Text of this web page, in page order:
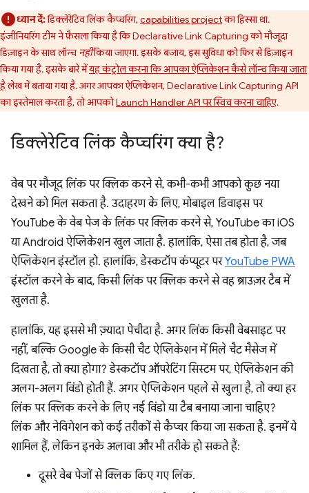
ध्यान दें:डिक्लेरेटिव लिंक कैप्चरिंग, capabilities projectका हिस्सा था.
इंजीनियरिंग टीम ने फ़ैसला किया है कि Declarative Link Capturing को मौजूदा
डिज़ाइन के साथ लॉन्चनहींकिया जाएगा. इसके बजाय, इस सुविधा को फिर से डिज़ाइन
किया गया है. इसके बारे मेंयह कंट्रोल करना कि आपका ऐप्लिकेशन कैसे लॉन्च किया जाता
हैलेख में बताया गया है. अगर आपका ऐप्लिकेशन, Declarative Link Capturing API
का इस्तेमाल करता है, तो आपकोLaunch Handler API पर स्विच करना चाहिए.
डिक्लेरेटिव लिंक कैप्चरिंग क्या है?
वेब पर मौजूद लिंक पर क्लिक करने से, कभी-कभी आपको कुछ नया
देखने को मिल सकता है. उदाहरण के लिए, मोबाइल डिवाइस पर
YouTube के वेब पेज के लिंक पर क्लिक करने से, YouTube का iOS
या Android ऐप्लिकेशन खुल जाता है. हालांकि, ऐसा तब होता है, जब
ऐप्लिकेशन इंस्टॉल हो. हालांकि, डेस्कटॉप कंप्यूटर परYouTube PWA
इंस्टॉल करने के बाद, किसी लिंक पर क्लिक करने से वह ब्राउज़र टैब में
खुलता है.
हालांकि, यह इससे भी ज़्यादा पेचीदा है. अगर लिंक किसी वेबसाइट पर
नहीं, बल्कि Google के किसी चैट ऐप्लिकेशन में मिले चैट मैसेज में
दिखता है, तो क्या होगा? डेस्कटॉप ऑपरेटिंग सिस्टम पर, ऐप्लिकेशन की
अलग-अलग विंडो होती हैं. अगर ऐप्लिकेशन पहले से खुला है, तो क्या हर
लिंक पर क्लिक करने के लिए नई विंडो या टैब बनाया जाना चाहिए?
लिंक और नेविगेशन को कई तरीकों से कैप्चर किया जा सकता है. इनमें ये
शामिल हैं, लेकिन इनके अलावा और भी तरीके हो सकते हैं:
दूसरे वेब पेजों से क्लिक किए गए लिंक.